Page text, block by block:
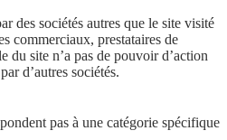
des sociétés autres que le site visité
commerciaux, prestataires de
du site n’a pas de pouvoir d’action
d’autres sociétés.
pas à une catégorie spécifique